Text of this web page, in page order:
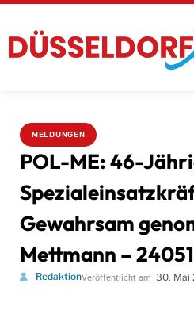
MELDUNGEN
POL-ME: 46-
Gewahrsam
Mettmann –
RedaktionVeröffentlicht am 30. Mai